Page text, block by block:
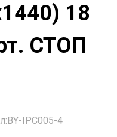
18
СТОП
IPC005-4